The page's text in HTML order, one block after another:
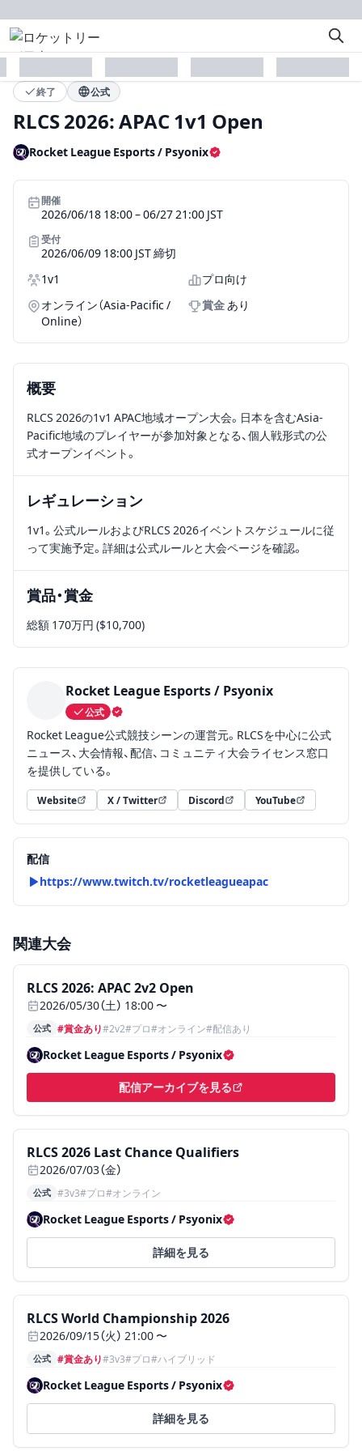
終了 公式
RLCS 2026: APAC 1v1 Open
Rocket League Esports / Psyonix
認証済み主催者
開催
2026/06/18 18:00 – 06/27 21:00 JST
受付
2026/06/09 18:00 JST 締切
形式1v1 対象レベル
プロ向け
形態オンライン（Asia-Pacific /
Online）
賞金 あり
概要
RLCS 2026の1v1 APAC地域オープン大会。日本を含むAsia-
Pacific地域のプレイヤーが参加対象となる、個人戦形式の公
式オープンイベント。
レギュレーション
1v1。公式ルールおよびRLCS 2026イベントスケジュールに従
って実施予定。詳細は公式ルールと大会ページを確認。
賞品・賞金
総額 170万円 ($10,700)
Rocket League Esports / Psyonix
公式
認証済み主催者
Rocket League公式競技シーンの運営元。RLCSを中心に公式
ニュース、大会情報、配信、コミュニティ大会ライセンス窓口
を提供している。
Website
（新しいタブで開く）
X / Twitter
（新しいタブで開く）
Discord
（新しいタブで開く）
YouTube
（新しいタブで開く）
配信
https://www.twitch.tv/rocketleagueapac
関連大会
終了
ステータス: 終了、公式、賞金あり、2v2、プロ、オンライン
RLCS 2026: APAC 2v2 Open
2026/05/30（土） 18:00 〜
公式 #賞金あり#2v2#プロ#オンライン#配信あり
Rocket League Esports / Psyonix
認証済み主催者
配信アーカイブを見る
（新しいタブで開く）
ステータス: 終了 、公式、3v3、プロ、オンライン
RLCS 2026 Last Chance Qualifiers
2026/07/03（金）
公式 #3v3#プロ#オンライン
Rocket League Esports / Psyonix
認証済み主催者
詳細を見る
ステータス:開催前、公式、賞金あり、3v3、プロ、ハイブリ
RLCS World Championship 2026
2026/09/15（火） 21:00 〜
公式 #賞金あり#3v3#プロ#ハイブリッド
Rocket League Esports / Psyonix
認証済み主催者
詳細を見る